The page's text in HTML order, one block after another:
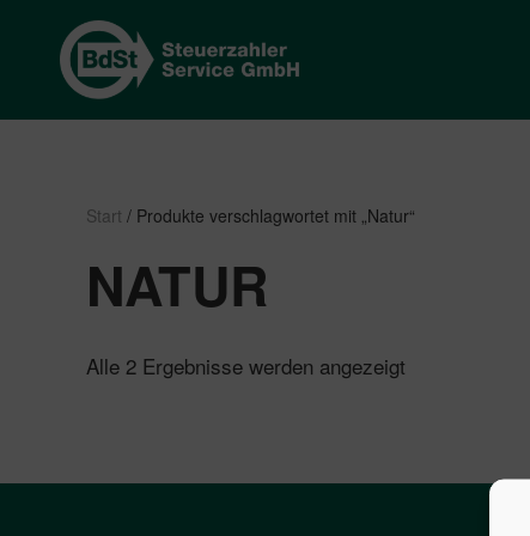
Start / Produkte verschlagwortet mit „Natur“
NATUR
Alle 2 Ergebnisse werden angezeigt